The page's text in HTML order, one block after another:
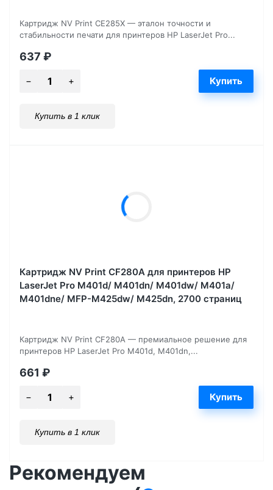
Картридж NV Print CE285X — эталон точности и
стабильности печати для принтеров HP LaserJet Pro...
637 ₽
Купить в 1 клик
Картридж NV Print CF280A для принтеров HP
LaserJet Pro M401d/ M401dn/ M401dw/ M401a/
M401dne/ MFP-M425dw/ M425dn, 2700 страниц
Картридж NV Print CF280A — премиальное решение для
принтеров HP LaserJet Pro M401d, M401dn,...
661 ₽
Купить в 1 клик
Рекомендуем